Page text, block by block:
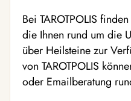
Bei TAROTPOLIS
die Ihnen rund um die
über Heilsteine zur
von TAROTPOLIS
oder Emailberatung